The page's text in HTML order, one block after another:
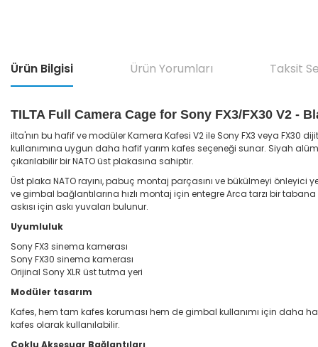
Ürün Bilgisi Ürün Yorumları Taksit
TILTA Full Camera Cage for Sony FX3/FX30 V2 -
ilta'nın bu hafif ve modüler Kamera Kafesi V2 ile Sony FX3 veya
kullanımına uygun daha hafif yarım kafes seçeneği sunar. Siyah
çıkarılabilir bir NATO üst plakasına sahiptir.
Üst plaka NATO rayını, pabuç montaj parçasını ve bükülmeyi
ve gimbal bağlantılarına hızlı montaj için entegre Arca tarzı bir
askısı için askı yuvaları bulunur.
Uyumluluk
Sony FX3 sinema kamerası
Sony FX30 sinema kamerası
Orijinal Sony XLR üst tutma yeri
Modüler tasarım
Kafes, hem tam kafes koruması hem de gimbal kullanımı için daha
kafes olarak kullanılabilir.
Çoklu Aksesuar Bağlantıları